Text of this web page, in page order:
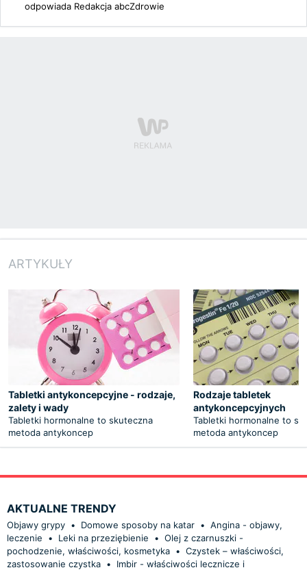
odpowiada Redakcja abcZdrowie
ARTYKUŁY
Tabletki antykoncepcyjne - rodzaje,
zalety i wady
Tabletki hormonalne to skuteczna
metoda antykoncep
Rodzaje tabletek
antykoncepcyjnych
Tabletki hormonalne to
metoda antykoncep
AKTUALNE TRENDY
Objawy grypy • Domowe sposoby na katar • Angina - objawy,
leczenie
• Leki na przeziębienie • Olej z czarnuszki -
pochodzenie, właściwości, kosmetyka • Czystek – właściwości,
zastosowanie czystka •
Imbir - właściwości lecznicze i